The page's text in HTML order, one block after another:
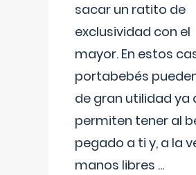
sacar un ratito de
exclusividad con el
mayor. En estos
portabebés
de gran utilidad ya
permiten tener al
pegado a ti y, a la
manos libres ...